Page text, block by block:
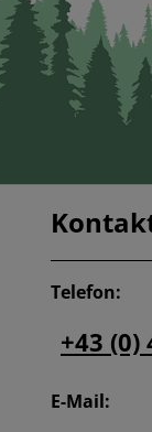
Telefon:
+43 (0)
E-Mail: